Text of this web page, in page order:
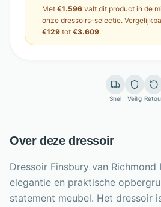
Met €1.596 valt dit product in de
onze dressoirs-selectie.
€129 tot €3.609.
Snel Veilig
Over deze dressoir
Dressoir Finsbury van
elegantie en praktische
statement meubel. Het dressoir